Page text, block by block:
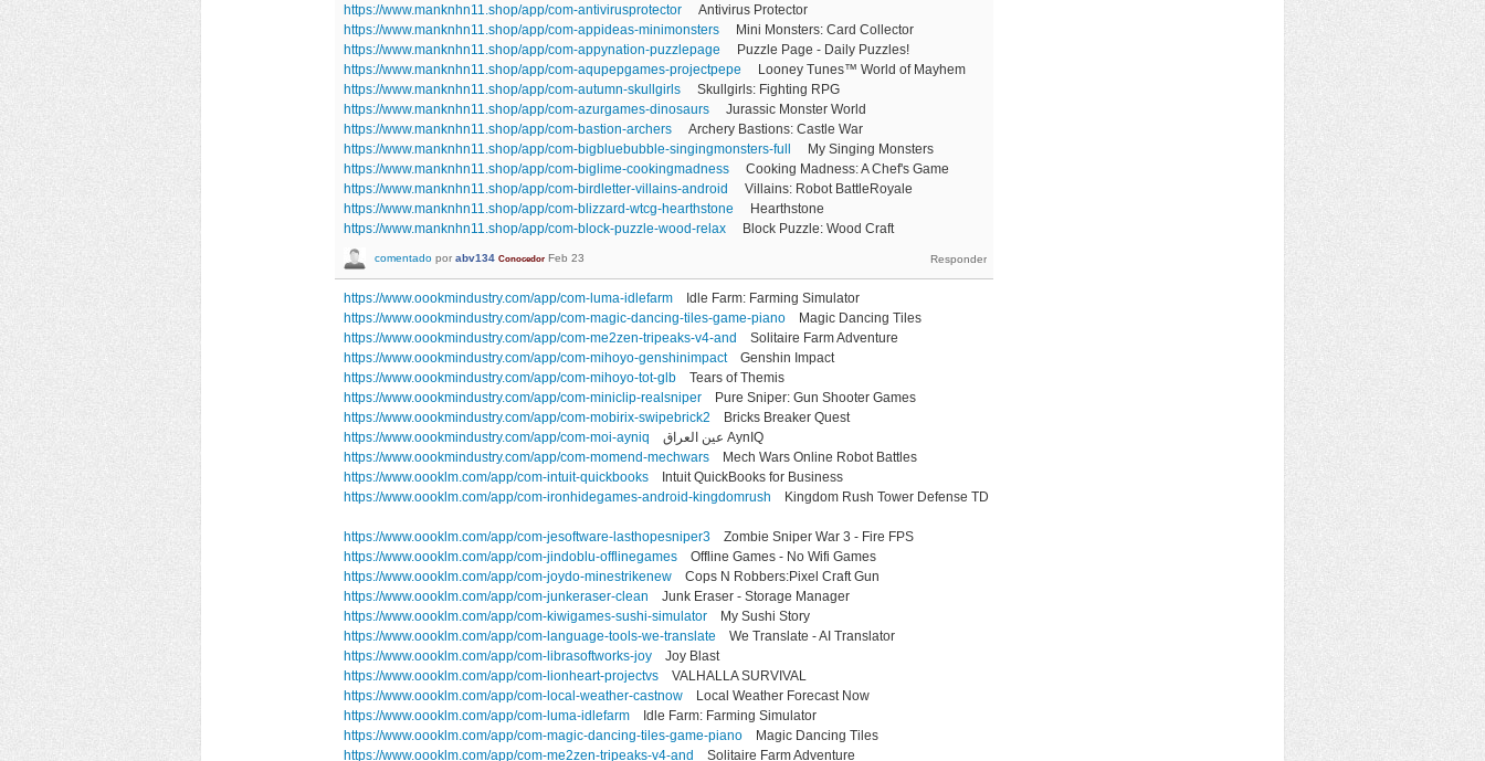
https://www.manknhn11.shop/app/com-antivirusprotector Antivirus Protector
https://www.manknhn11.shop/app/com-appideas-minimonsters Mini Monsters: Card Collector
https://www.manknhn11.shop/app/com-appynation-puzzlepage Puzzle Page - Daily Puzzles!
https://www.manknhn11.shop/app/com-aqupepgames-projectpepe Looney Tunes™ World of Mayhem
https://www.manknhn11.shop/app/com-autumn-skullgirls Skullgirls: Fighting RPG
https://www.manknhn11.shop/app/com-azurgames-dinosaurs Jurassic Monster World
https://www.manknhn11.shop/app/com-bastion-archers Archery Bastions: Castle War
https://www.manknhn11.shop/app/com-bigbluebubble-singingmonsters-full
My Singing Monsters
https://www.manknhn11.shop/app/com-biglime-cookingmadness Cooking Madness: A Chef's Game
https://www.manknhn11.shop/app/com-birdletter-villains-android
Villains: Robot BattleRoyale
https://www.manknhn11.shop/app/com-blizzard-wtcg-hearthstone Hearthstone
https://www.manknhn11.shop/app/com-block-puzzle-wood-relax Block Puzzle: Wood Craft
comentado por abv134 Conocedor Feb 23
https://www.oookmindustry.com/app/com-luma-idlefarm Idle Farm: Farming Simulator
https://www.oookmindustry.com/app/com-magic-dancing-tiles-game-piano Magic Dancing Tiles
https://www.oookmindustry.com/app/com-me2zen-tripeaks-v4-and
Solitaire Farm Adventure
https://www.oookmindustry.com/app/com-mihoyo-genshinimpactGenshin Impact
https://www.oookmindustry.com/app/com-mihoyo-tot-glb Tears of Themis
https://www.oookmindustry.com/app/com-miniclip-realsniper Pure Sniper: Gun Shooter Games
https://www.oookmindustry.com/app/com-mobirix-swipebrick2 Bricks Breaker Quest
https://www.oookmindustry.com/app/com-moi-ayniq
عين العراق AynIQ
https://www.oookmindustry.com/app/com-momend-mechwars Mech Wars Online Robot Battles
https://www.oooklm.com/app/com-intuit-quickbooks Intuit QuickBooks for Business
https://www.oooklm.com/app/com-ironhidegames-android-kingdomrush Kingdom Rush Tower Defense TD
https://www.oooklm.com/app/com-jesoftware-lasthopesniper3 Zombie Sniper War 3 - Fire FPS
https://www.oooklm.com/app/com-jindoblu-offlinegames Offline Games - No Wifi Games
https://www.oooklm.com/app/com-joydo-minestrikenew Cops N Robbers:Pixel Craft Gun
https://www.oooklm.com/app/com-junkeraser-clean Junk Eraser - Storage Manager
https://www.oooklm.com/app/com-kiwigames-sushi-simulator My Sushi Story
https://www.oooklm.com/app/com-language-tools-we-translate We Translate - AI Translator
https://www.oooklm.com/app/com-librasoftworks-joy Joy Blast
https://www.oooklm.com/app/com-lionheart-projectvs VALHALLA SURVIVAL
https://www.oooklm.com/app/com-local-weather-castnow Local Weather Forecast Now
https://www.oooklm.com/app/com-luma-idlefarm Idle Farm: Farming Simulator
https://www.oooklm.com/app/com-magic-dancing-tiles-game-piano Magic Dancing Tiles
https://www.oooklm.com/app/com-me2zen-tripeaks-v4-and
Solitaire Farm Adventure